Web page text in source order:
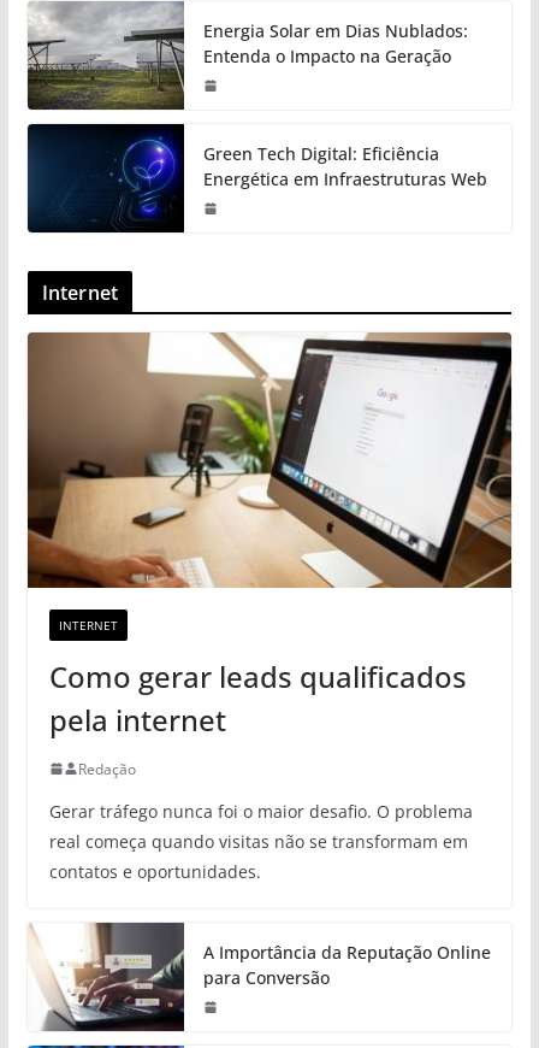
Energia Solar em Dias Nublados:
Entenda o Impacto na Geração
Green Tech Digital: Eficiência
Energética em Infraestruturas Web
Internet
INTERNET
Como gerar leads qualificados
pela internet
Redação
Gerar tráfego nunca foi o maior desafio. O problema
real começa quando visitas não se transformam em
contatos e oportunidades.
A Importância da Reputação Online
para Conversão